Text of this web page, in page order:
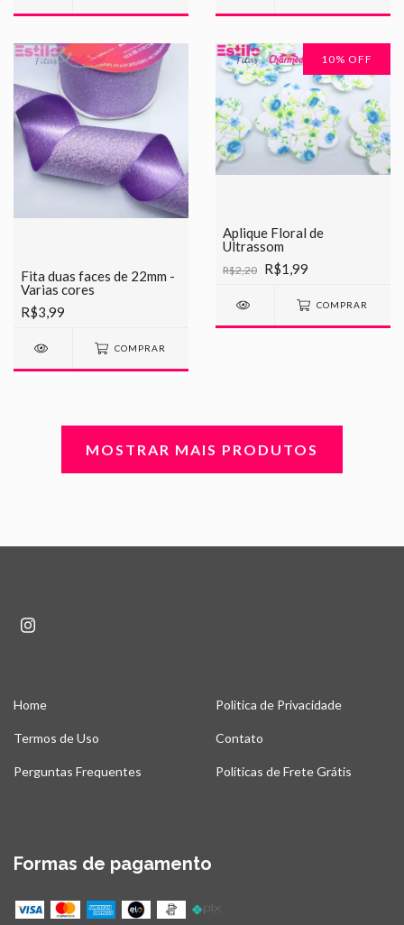
Fita duas faces de 22mm -
Varias cores
R$3,99
COMPRAR
10% OFF
Aplique Floral de
Ultrassom
R$2,20 R$1,99
COMPRAR
MOSTRAR MAIS PRODUTOS
Home Politica de Privacidade
Termos de Uso Contato
Perguntas Frequentes Políticas de Frete Grátis
Formas de pagamento